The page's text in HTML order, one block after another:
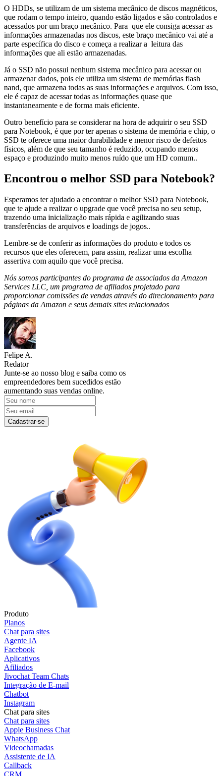
O HDDs, se utilizam de um sistema mecânico de discos magnéticos,
que rodam o tempo inteiro, quando estão ligados e são controlados e
acessados por um braço mecânico. Para que ele consiga acessar as
informações armazenadas nos discos, este braço mecânico vai até a
parte específica do disco e começa a realizar a leitura das
informações que ali estão armazenadas.
Já o SSD não possui nenhum sistema mecânico para acessar ou
armazenar dados, pois ele utiliza um sistema de memórias flash
nand, que armazena todas as suas informações e arquivos. Com isso,
ele é capaz de acessar todas as informações quase que
instantaneamente e de forma mais eficiente.
Outro benefício para se considerar na hora de adquirir o seu SSD
para Notebook, é que por ter apenas o sistema de memória e chip, o
SSD te oferece uma maior durabilidade e menor risco de defeitos
físicos, além de que seu tamanho é reduzido, ocupando menos
espaço e produzindo muito menos ruído que um HD comum..
Encontrou o melhor SSD para Notebook?
Esperamos ter ajudado a encontrar o melhor SSD para Notebook,
que te ajude a realizar o upgrade que você precisa no seu setup,
trazendo uma inicialização mais rápida e agilizando suas
transferências de arquivos e loadings de jogos..
Lembre-se de conferir as informações do produto e todos os
recursos que eles oferecem, para assim, realizar uma escolha
assertiva com aquilo que você precisa.
Nós somos participantes do programa de associados da Amazon
Services LLC, um programa de afiliados projetado para
proporcionar comissões de vendas através do direcionamento para
páginas da Amazon e seus demais sites relacionados
Felipe A.
Redator
Junte-se ao nosso blog e saiba como os
empreendedores bem sucedidos estão
aumentando suas vendas online.
Cadastrar-se
Produto
Planos
Chat para sites
Agente IA
Facebook
Aplicativos
Afiliados
Jivochat Team Chats
Integração de E-mail
Chatbot
Instagram
Chat para sites
Chat para sites
Apple Business Chat
WhatsApp
Videochamadas
Assistente de IA
Callback